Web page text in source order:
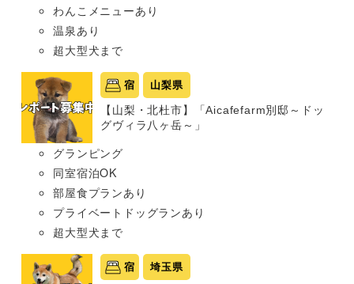
わんこメニューあり
温泉あり
超大型犬まで
宿 山梨県
【山梨・北杜市】「Aicafefarm別邸～ドッ
グヴィラ八ヶ岳～」
グランピング
同室宿泊OK
部屋食プランあり
プライベートドッグランあり
超大型犬まで
宿 埼玉県